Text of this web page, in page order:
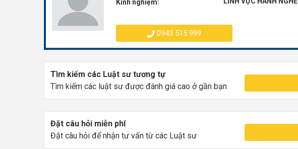
Kinh nghiệm:
0943 515 999
Tìm kiếm các Luật sư tương tự
Tìm kiếm các luật sư được đánh giá cao ở gần bạn
Đặt câu hỏi miễn phí
Đặt câu hỏi để nhận tư vấn từ các Luật sư